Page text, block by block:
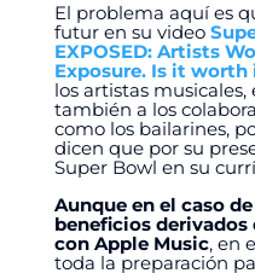
El problema aquí es
futur en su video
EXPOSED: Artists
Exposure. Is it worth
los artistas
también a los
como los bailarines,
dicen que por su
Super Bowl en su
Aunque en el caso
beneficios
con Apple Music, en
toda la preparación